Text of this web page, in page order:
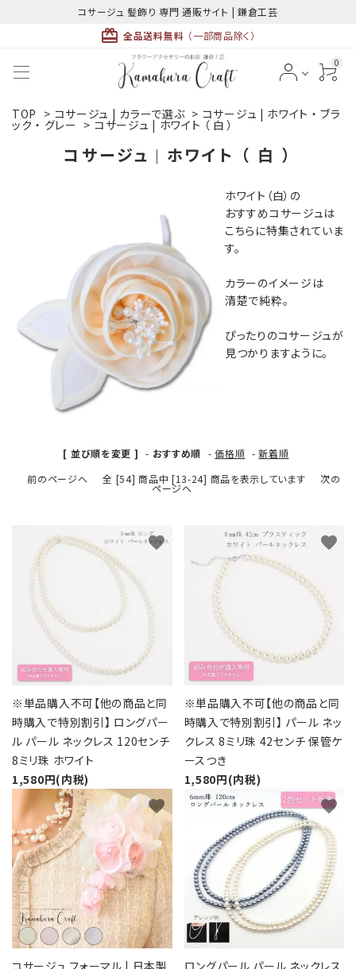
コサージュ 髪飾り 専門 通販サイト | 鎌倉工芸
card_giftcard 全品送料無料 （一部商品除く）
0
ACCOUNT MENU
ようこそ ゲスト 様
最近チェックした商品
カテゴリーから探す
コサージュの色から探す
和装髪飾りの色から探す
TOP > コサージュ | カラーで選ぶ > コサージュ | ホワイト ・ ブラ
ック ・ グレー > コサージュ | ホワイト （ 白 ）
コサージュ | ホワイト （ 白 ）
ホワイト（白）の
おすすめコサージュは
こちらに特集されていま
す。
カラーのイメージは
清楚で純粋。
ぴったりのコサージュが
見つかりますように。
[ 並び順を変更 ] - おすすめ順 -価格順 -新着順
前のページへ
全 [54] 商品中 [13-24] 商品を表示しています 次の
ページへ
※単品購入不可【他の商品と同
時購入で特別割引】 ロングパー
ル パール ネックレス 120センチ
8ミリ珠 ホワイト
1,580円(内税)
favorite
※単品購入不可【他の商品と同
時購入で特別割引】 パール ネッ
クレス 8ミリ珠 42センチ 保管ケ
ースつき
1,580円(内税)
favorite
コサージュ フォーマル | 日本製
favorite
ロングパール パール ネックレス
favorite